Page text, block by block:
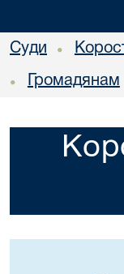
Суди •
• Громадянам